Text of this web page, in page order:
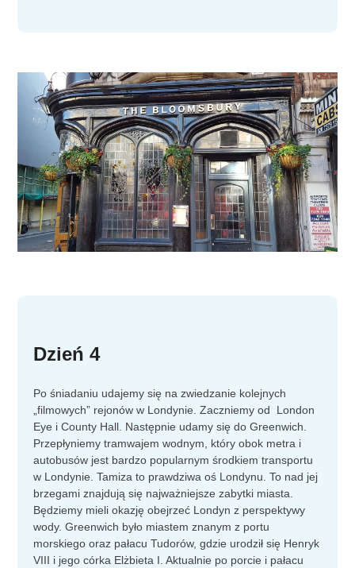
Dzień 4
Po śniadaniu udajemy się na zwiedzanie kolejnych
„filmowych” rejonów w Londynie. Zaczniemy od London
Eye i County Hall. Następnie udamy się do Greenwich.
Przepłyniemy tramwajem wodnym, który obok metra i
autobusów jest bardzo popularnym środkiem transportu
w Londynie. Tamiza to prawdziwa oś Londynu. To nad jej
brzegami znajdują się najważniejsze zabytki miasta.
Będziemy mieli okazję obejrzeć Londyn z perspektywy
wody. Greenwich było miastem znanym z portu
morskiego oraz pałacu Tudorów, gdzie urodził się Henryk
VIII i jego córka Elżbieta I. Aktualnie po porcie i pałacu